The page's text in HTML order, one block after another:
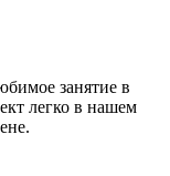
занятие в
легко в нашем